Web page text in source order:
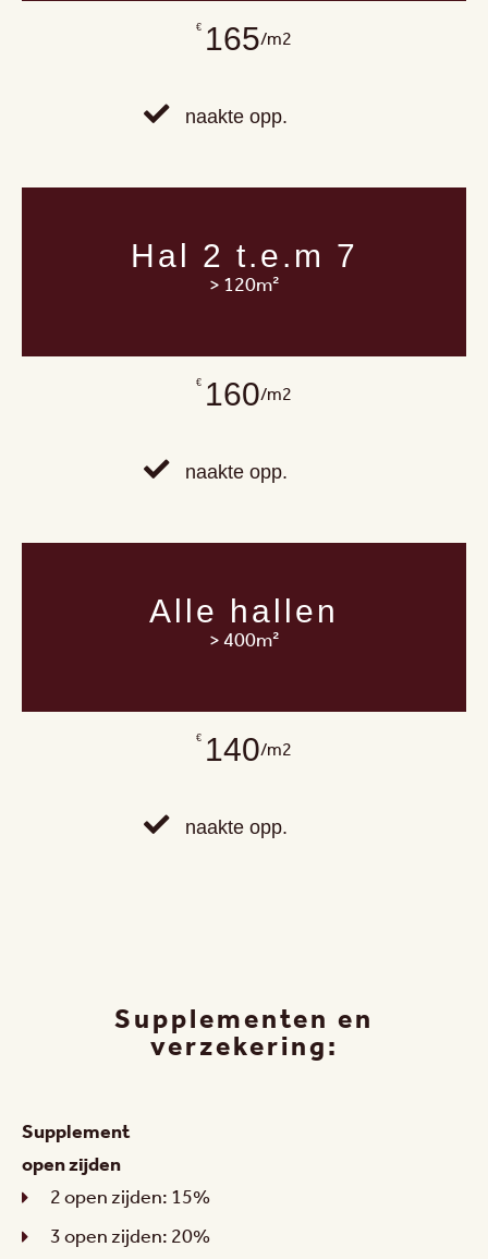
€ 165/m2
naakte opp.
Hal 2 t.e.m 7
> 120m²
€ 160/m2
naakte opp.
Alle hallen
> 400m²
€ 140/m2
naakte opp.
Supplementen en
verzekering:
Supplement
open zijden
2 open zijden: 15%
3 open zijden: 20%